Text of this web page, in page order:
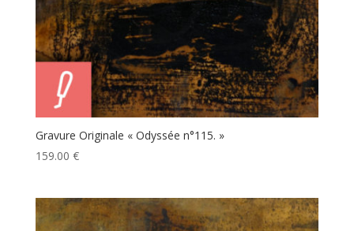
Gravure Originale « Odyssée n°115. »
159.00 €